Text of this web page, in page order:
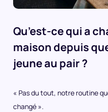
Qu’est-ce qui a
maison depuis
jeune au pair ?
« Pas du tout, notre routine
changé ».